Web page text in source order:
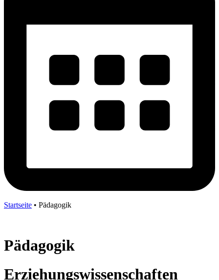
Startseite • Pädagogik
Pädagogik
Erziehungswissenschaften